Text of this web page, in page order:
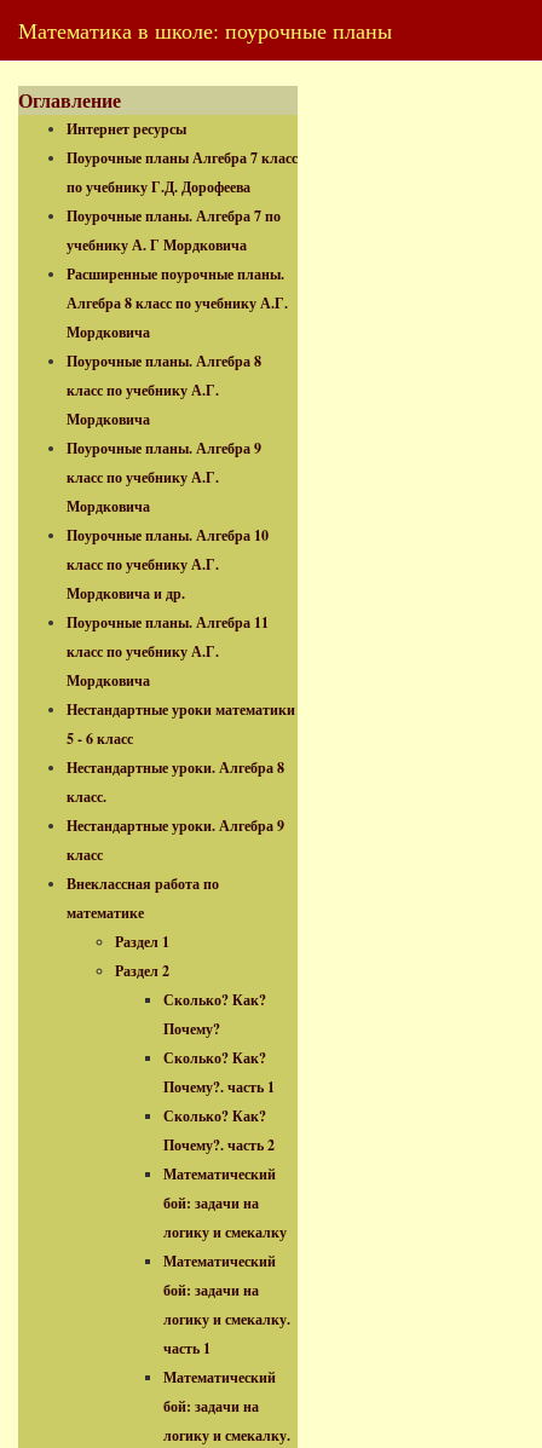
Математика в школе: поурочные планы
Оглавление
Интернет ресурсы
Поурочные планы Алгебра 7 класс
по учебнику Г.Д. Дорофеева
Поурочные планы. Алгебра 7 по
учебнику А. Г Мордковича
Расширенные поурочные планы.
Алгебра 8 класс по учебнику А.Г.
Мордковича
Поурочные планы. Алгебра 8
класс по учебнику А.Г.
Мордковича
Поурочные планы. Алгебра 9
класс по учебнику А.Г.
Мордковича
Поурочные планы. Алгебра 10
класс по учебнику А.Г.
Мордковича и др.
Поурочные планы. Алгебра 11
класс по учебнику А.Г.
Мордковича
Нестандартные уроки математики
5 - 6 класс
Нестандартные уроки. Алгебра 8
класс.
Нестандартные уроки. Алгебра 9
класс
Внеклассная работа по
математике
Раздел 1
Раздел 2
Сколько? Как?
Почему?
Сколько? Как?
Почему?. часть 1
Сколько? Как?
Почему?. часть 2
Математический
бой: задачи на
логику и смекалку
Математический
бой: задачи на
логику и смекалку.
часть 1
Математический
бой: задачи на
логику и смекалку.